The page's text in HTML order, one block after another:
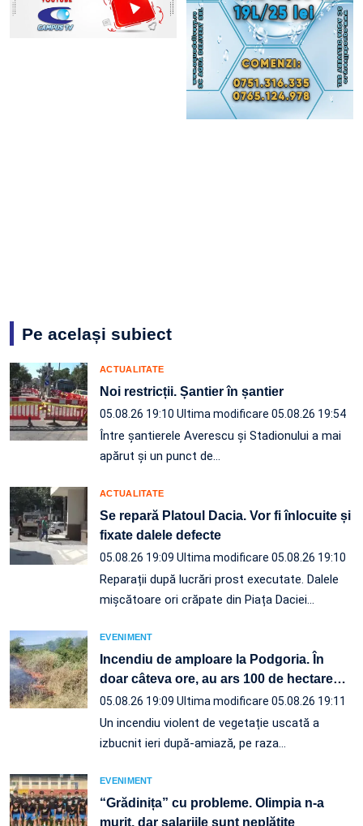
Pe același subiect
ACTUALITATE
Noi restricții. Șantier în șantier
05.08.26 19:10 Ultima modificare 05.08.26 19:54
Între șantierele Averescu și Stadionului a mai
apărut și un punct de…
ACTUALITATE
Se repară Platoul Dacia. Vor fi înlocuite și
fixate dalele defecte
05.08.26 19:09 Ultima modificare 05.08.26 19:10
Reparații după lucrări prost executate. Dalele
mișcătoare ori crăpate din Piața Daciei…
EVENIMENT
Incendiu de amploare la Podgoria. În
doar câteva ore, au ars 100 de hectare…
05.08.26 19:09 Ultima modificare 05.08.26 19:11
Un incendiu violent de vegetație uscată a
izbucnit ieri după-amiază, pe raza…
EVENIMENT
“Grădinița” cu probleme. Olimpia n-a
murit, dar salariile sunt neplătite